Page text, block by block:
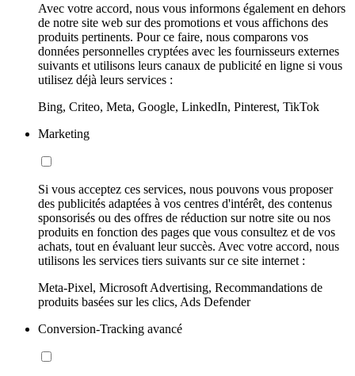
Avec votre accord, nous vous informons également en dehors
de notre site web sur des promotions et vous affichons des
produits pertinents. Pour ce faire, nous comparons vos
données personnelles cryptées avec les fournisseurs externes
suivants et utilisons leurs canaux de publicité en ligne si vous
utilisez déjà leurs services :
Bing, Criteo, Meta, Google, LinkedIn, Pinterest, TikTok
Marketing
Si vous acceptez ces services, nous pouvons vous proposer
des publicités adaptées à vos centres d'intérêt, des contenus
sponsorisés ou des offres de réduction sur notre site ou nos
produits en fonction des pages que vous consultez et de vos
achats, tout en évaluant leur succès. Avec votre accord, nous
utilisons les services tiers suivants sur ce site internet :
Meta-Pixel, Microsoft Advertising, Recommandations de
produits basées sur les clics, Ads Defender
Conversion-Tracking avancé